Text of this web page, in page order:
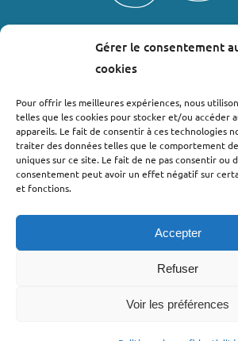
Gérer le consentement
cookies
Pour offrir les meilleures expériences, nous
telles que les cookies pour stocker et/ou accéder
appareils. Le fait de consentir à ces technologies
traiter des données telles que le comportement
uniques sur ce site. Le fait de ne pas consentir ou
consentement peut avoir un effet négatif sur
et fonctions.
Accepter
Refuser
Voir les préférences
Où nous trouver ?
Bollène
Nyons
Valréas
Lachapelle-sous-
©2022 - Pro’pulse by Initiative Seuil de